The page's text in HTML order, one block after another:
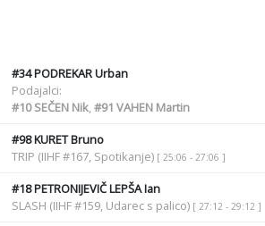
#34PODREKAR Urban
Podajalci:
#10SEČEN Nik,#91 VAHEN Martin
#98KURET Bruno
TRIP (IIHF #167, Spotikanje) [ 25:06 - 27:06 ]
#18PETRONIJEVIČ LEPŠA Ian
SLASH (IIHF #159, Udarec s palico) [ 27:12 - 29:12 ]